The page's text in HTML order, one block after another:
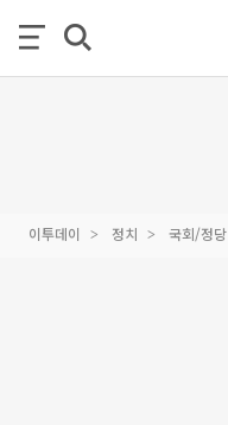
이투데이 정치 국회/정당